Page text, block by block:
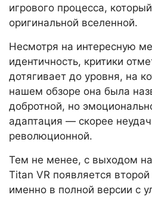
игрового процесса,
оригинальной вселенной.
Несмотря на интересную
идентичность, критики
дотягивает до уровня, на
нашем обзоре она была
добротной, но
адаптация — скорее
революционной.
Тем не менее, с выходом
Titan VR появляется
именно в полной версии с